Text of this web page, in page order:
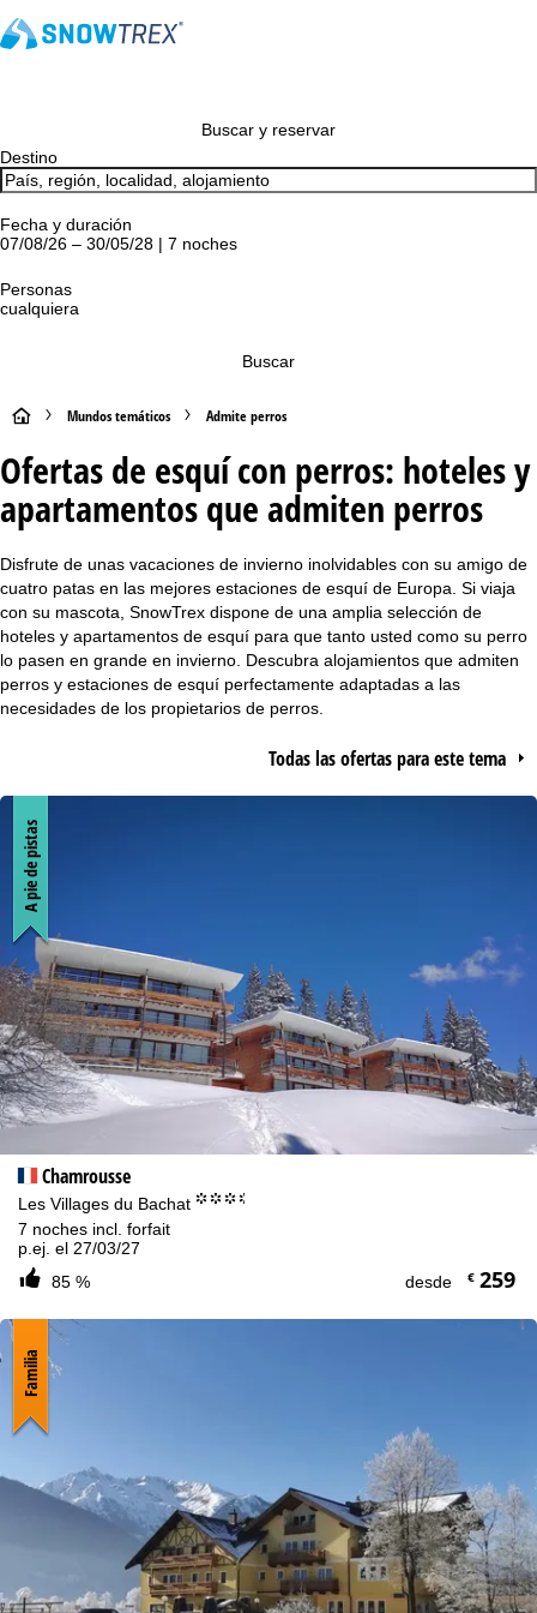
Aviso cookies
Con el fin de optimizar nuestro sitio web, utilizamos cookies para
recopilar información de uso, que nosotros, TravelTrex GmbH,
también compartimos con nuestros socios. Se crean perfiles de
uso basados en sus actividades utilizando información del
dispositivo final y del navegador. Estos perfiles de uso se utilizan
Buscar y reservar
Destino
Fecha y duración
07/08/26 – 30/05/28 | 7 noches
Personas
cualquiera
Buscar
P
á
g
i
n
a
p
n
c
i
p
a
l
Mundos temáticos Admite perros
Ofertas de esquí con perros: hoteles y
apartamentos que admiten perros
Disfrute de unas vacaciones de invierno inolvidables con su amigo de
cuatro patas en las mejores estaciones de esquí de Europa. Si viaja
con su mascota, SnowTrex dispone de una amplia selección de
hoteles y apartamentos de esquí para que tanto usted como su perro
lo pasen en grande en invierno. Descubra alojamientos que admiten
perros y estaciones de esquí perfectamente adaptadas a las
necesidades de los propietarios de perros.
Todas las ofertas para este tema
Chamrousse
Les Villages du Bachat °°°.
7 noches incl. forfait
p.ej. el 27/03/27
85 %
desde €259
A pie de pistas
Familia